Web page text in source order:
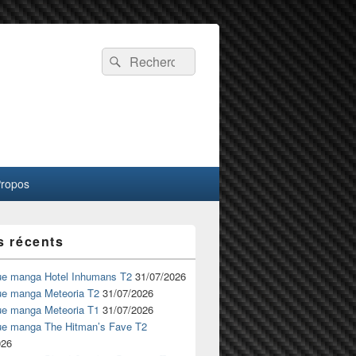
Recherche :
Rechercher
récents
manga Hotel Inhumans T2 31/07/2026
manga Meteoria T2 31/07/2026
manga Meteoria T1 31/07/2026
manga The Hitman’s Fave T2